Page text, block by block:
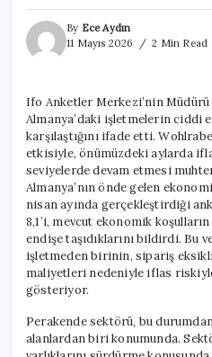
By Ece Aydın
11 Mayıs 2026
2 Min Read
Ifo Anketler Merkezi’nin Müdürü
Almanya’daki işletmelerin ciddi
karşılaştığını ifade etti.
etkisiyle, önümüzdeki aylarda
seviyelerde devam etmesi
Almanya’nın önde gelen
nisan ayında gerçekleştirdiği
8,1’i, mevcut ekonomik
endişe taşıdıklarını bildirdi. Bu
işletmeden birinin, sipariş
maliyetleri nedeniyle iflas
gösteriyor.
Perakende sektörü, bu
alanlardan biri konumunda.